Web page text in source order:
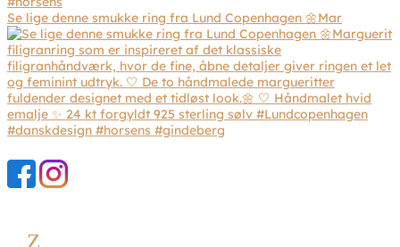
Se lige denne smukke ring fra Lund Copenhagen 🌼Mar
Z